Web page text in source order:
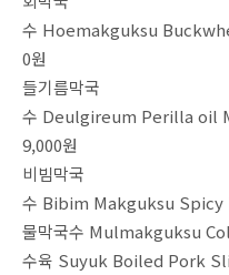
수 Hoemakguksu
0원
들기름막국
수 Deulgireum Perilla oil
9,000원
비빔막국
수 Bibim Makguksu
물막국수 Mulmakguksu
수육 Suyuk Boiled Pork